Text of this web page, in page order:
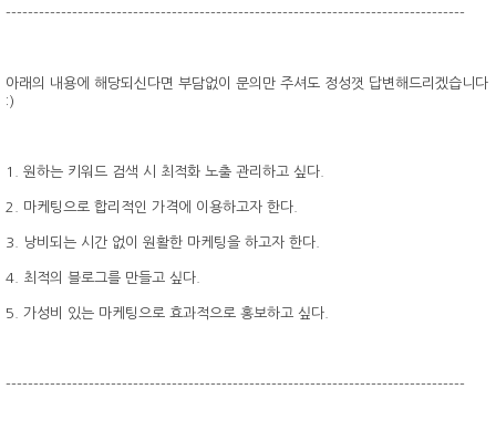
-----------------------------------------------------------------------------------
아래의 내용에 해당되신다면 부담없이 문의만 주셔도 정성껏 답변해드리겠습니다
:)
1. 원하는 키워드 검색 시 최적화 노출 관리하고 싶다.
2. 마케팅으로 합리적인 가격에 이용하고자 한다.
3. 낭비되는 시간 없이 원활한 마케팅을 하고자 한다.
4. 최적의 블로그를 만들고 싶다.
5. 가성비 있는 마케팅으로 효과적으로 홍보하고 싶다.
-----------------------------------------------------------------------------------